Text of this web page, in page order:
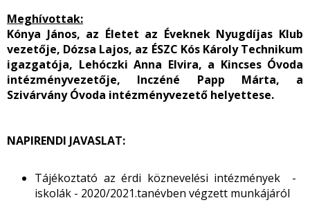
Meghívottak:
Kónya János, az Életet az Éveknek Nyugdíjas Klub
vezetője, Dózsa Lajos, az ÉSZC Kós Károly Technikum
igazgatója, Lehóczki Anna Elvira, a Kincses Óvoda
intézményvezetője, Inczéné Papp Márta, a
Szivárvány Óvoda intézményvezető helyettese.
NAPIRENDI JAVASLAT:
Tájékoztató az érdi köznevelési intézmények -
iskolák - 2020/2021.tanévben végzett munkájáról